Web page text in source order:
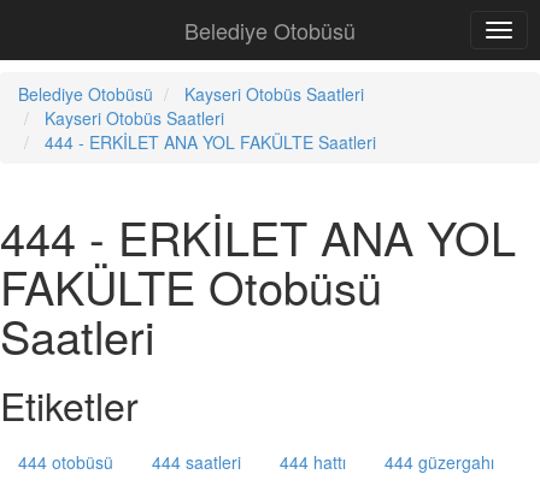
Belediye Otobüsü
Belediye Otobüsü
Kayseri Otobüs Saatleri
Kayseri Otobüs Saatleri
444 - ERKİLET ANA YOL FAKÜLTE Saatleri
444 - ERKİLET ANA YOL
FAKÜLTE Otobüsü
Saatleri
Etiketler
444 otobüsü 444 saatleri 444 hattı
444 güzergahı